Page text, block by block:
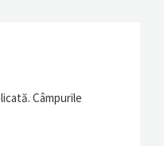
Câmpurile